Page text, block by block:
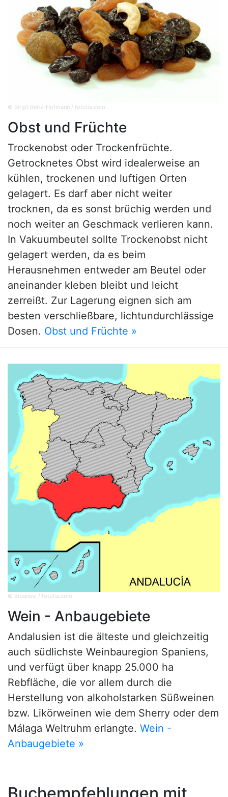
© Birgit Reitz-Hofmann / fotolia.com
Obst und Früchte
Trockenobst oder Trockenfrüchte.
Getrocknetes Obst wird idealerweise an
kühlen, trockenen und luftigen Orten
gelagert. Es darf aber nicht weiter
trocknen, da es sonst brüchig werden und
noch weiter an Geschmack verlieren kann.
In Vakuumbeutel sollte Trockenobst nicht
gelagert werden, da es beim
Herausnehmen entweder am Beutel oder
aneinander kleben bleibt und leicht
zerreißt. Zur Lagerung eignen sich am
besten verschließbare, lichtundurchlässige
Dosen. Obst und Früchte »
© Bibanesi / fotolia.com
Wein - Anbaugebiete
Andalusien ist die älteste und gleichzeitig
auch südlichste Weinbauregion Spaniens,
und verfügt über knapp 25.000 ha
Rebfläche, die vor allem durch die
Herstellung von alkoholstarken Süßweinen
bzw. Likörweinen wie dem Sherry oder dem
Málaga Weltruhm erlangte. Wein -
Anbaugebiete »
Buchempfehlungen mit